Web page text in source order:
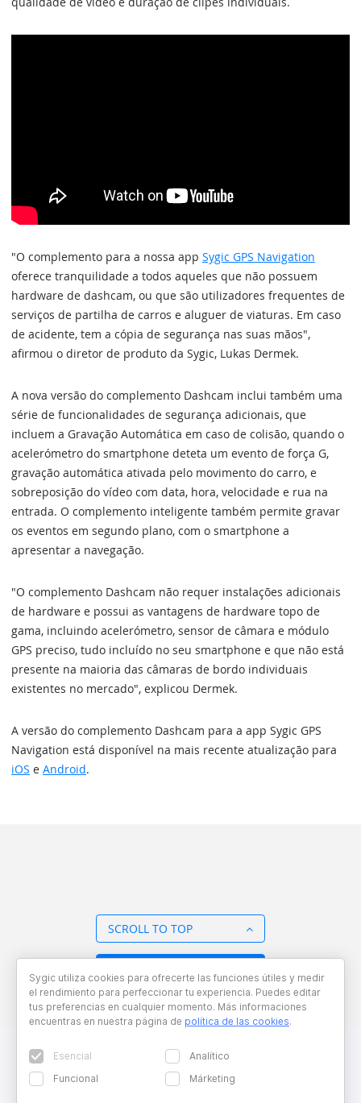
"O complemento para a nossa app Sygic GPS Navigation
oferece tranquilidade a todos aqueles que não possuem
hardware de dashcam, ou que são utilizadores frequentes de
serviços de partilha de carros e aluguer de viaturas. Em caso
de acidente, tem a cópia de segurança nas suas mãos",
afirmou o diretor de produto da Sygic, Lukas Dermek.
A nova versão do complemento Dashcam inclui também uma
série de funcionalidades de segurança adicionais, que
incluem a Gravação Automática em caso de colisão, quando o
acelerómetro do smartphone deteta um evento de força G,
gravação automática ativada pelo movimento do carro, e
sobreposição do vídeo com data, hora, velocidade e rua na
entrada. O complemento inteligente também permite gravar
os eventos em segundo plano, com o smartphone a
apresentar a navegação.
"O complemento Dashcam não requer instalações adicionais
de hardware e possui as vantagens de hardware topo de
gama, incluindo acelerómetro, sensor de câmara e módulo
GPS preciso, tudo incluído no seu smartphone e que não está
presente na maioria das câmaras de bordo individuais
existentes no mercado", explicou Dermek.
A versão do complemento Dashcam para a app Sygic GPS
Navigation está disponível na mais recente atualização para
iOS e Android.
SCROLL TO TOP
Sygic utiliza cookies para ofrecerte las funciones útiles y medir
el rendimiento para perfeccionar tu experiencia. Puedes editar
tus preferencias en cualquier momento. Más informaciones
encuentras en nuestra página de política de las cookies.
Esencial
Analítico
Funcional
Márketing